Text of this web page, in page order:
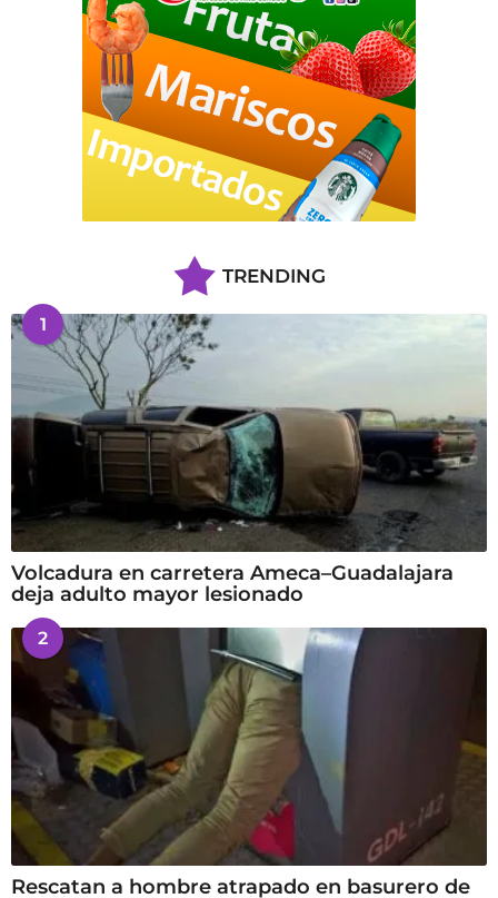
TRENDING
1
Volcadura en carretera Ameca–Guadalajara
deja adulto mayor lesionado
2
Rescatan a hombre atrapado en basurero de